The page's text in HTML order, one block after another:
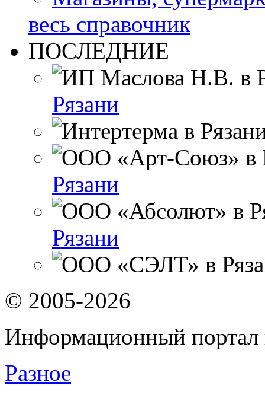
весь справочник
ПОСЛЕДНИЕ
Рязани
Рязани
Рязани
© 2005-2026
Информационный портал
Разное